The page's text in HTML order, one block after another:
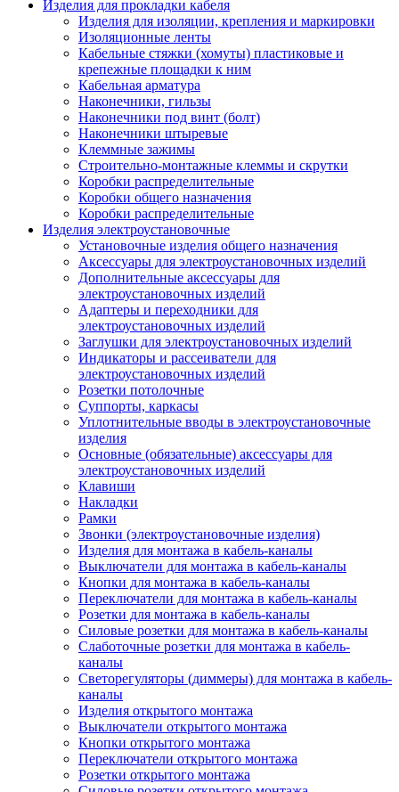
Изделия для прокладки кабеля
Изделия для изоляции, крепления и маркировки
Изоляционные ленты
Кабельные стяжки (хомуты) пластиковые и
крепежные площадки к ним
Кабельная арматура
Наконечники, гильзы
Наконечники под винт (болт)
Наконечники штыревые
Клеммные зажимы
Строительно-монтажные клеммы и скрутки
Коробки распределительные
Коробки общего назначения
Коробки распределительные
Изделия электроустановочные
Установочные изделия общего назначения
Аксессуары для электроустановочных изделий
Дополнительные аксессуары для
электроустановочных изделий
Адаптеры и переходники для
электроустановочных изделий
Заглушки для электроустановочных изделий
Индикаторы и рассеиватели для
электроустановочных изделий
Розетки потолочные
Суппорты, каркасы
Уплотнительные вводы в электроустановочные
изделия
Основные (обязательные) аксессуары для
электроустановочных изделий
Клавиши
Накладки
Рамки
Звонки (электроустановочные изделия)
Изделия для монтажа в кабель-каналы
Выключатели для монтажа в кабель-каналы
Кнопки для монтажа в кабель-каналы
Переключатели для монтажа в кабель-каналы
Розетки для монтажа в кабель-каналы
Силовые розетки для монтажа в кабель-каналы
Слаботочные розетки для монтажа в кабель-
каналы
Светорегуляторы (диммеры) для монтажа в кабель-
каналы
Изделия открытого монтажа
Выключатели открытого монтажа
Кнопки открытого монтажа
Переключатели открытого монтажа
Розетки открытого монтажа